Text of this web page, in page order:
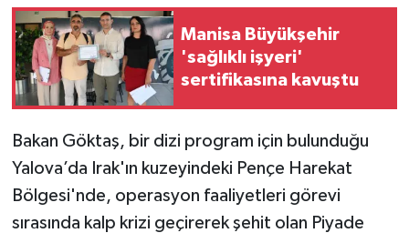
Manisa Büyükşehir
'sağlıklı işyeri'
sertifikasına kavuştu
Bakan Göktaş, bir dizi program için bulunduğu
Yalova’da Irak'ın kuzeyindeki Pençe Harekat
Bölgesi'nde, operasyon faaliyetleri görevi
sırasında kalp krizi geçirerek şehit olan Piyade